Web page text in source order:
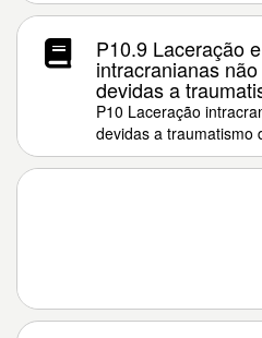
P10.9 Laceração
intracranianas
devidas a
P10 Laceração
devidas a traumatismo